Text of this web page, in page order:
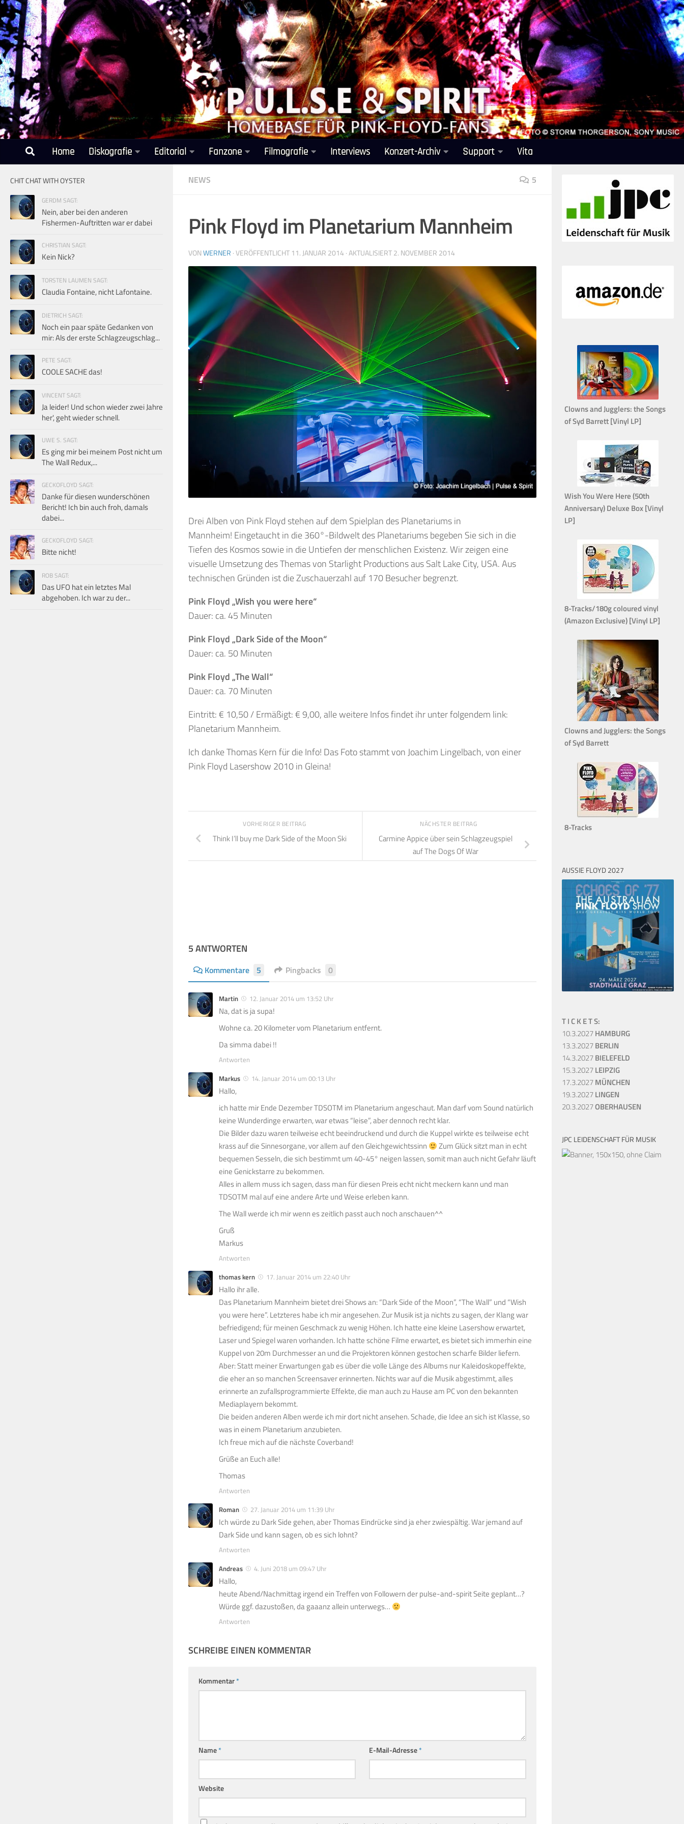
Unter dem Inhalt
Home Diskografie Editorial Fanzone Filmografie Interviews Konzert-Archiv Support Vita
NEWS 5
Pink Floyd im Planetarium Mannheim
VONWERNER · VERÖFFENTLICHT 11. JANUAR 2014 · AKTUALISIERT2. NOVEMBER 2014
Drei Alben von Pink Floyd stehen auf dem Spielplan des Planetariums in
Mannheim! Eingetaucht in die 360°-Bildwelt des Planetariums begeben Sie sich in die
Tiefen des Kosmos sowie in die Untiefen der menschlichen Existenz. Wir zeigen eine
visuelle Umsetzung des Themas von Starlight Productions aus Salt Lake City, USA. Aus
technischen Gründen ist die Zuschauerzahl auf 170 Besucher begrenzt.
Pink Floyd „Wish you were here“
Dauer: ca. 45 Minuten
Pink Floyd „Dark Side of the Moon“
Dauer: ca. 50 Minuten
Pink Floyd „The Wall“
Dauer: ca. 70 Minuten
Eintritt: € 10,50 / Ermäßigt: € 9,00, alle weitere Infos findet ihr unter folgendem link:
Planetarium Mannheim.
Ich danke Thomas Kern für die Info! Das Foto stammt von Joachim Lingelbach, von einer
Pink Floyd Lasershow 2010 in Gleina!
NÄCHSTER BEITRAG
Carmine Appice über sein Schlagzeugspiel
auf The Dogs Of War
VORHERIGER BEITRAG
Think I’ll buy me Dark Side of the Moon Ski
5 ANTWORTEN
Kommentare 5 Pingbacks 0
Martin 12. Januar 2014 um 13:52 Uhr
Na, dat is ja supa!
Wohne ca. 20 Kilometer vom Planetarium entfernt.
Da simma dabei !!
Antworten
Markus
14. Januar 2014 um 00:13 Uhr
Hallo,
ich hatte mir Ende Dezember TDSOTM im Planetarium angeschaut. Man darf vom Sound natürlich
keine Wunderdinge erwarten, war etwas “leise”, aber dennoch recht klar.
Die Bilder dazu waren teilweise echt beeindruckend und durch die Kuppel wirkte es teilweise echt
krass auf die Sinnesorgane, vor allem auf den Gleichgewichtssinn
Zum Glück sitzt man in echt
bequemen Sesseln, die sich bestimmt um 40-45° neigen lassen, somit man auch nicht Gefahr läuft
eine Genickstarre zu bekommen.
Alles in allem muss ich sagen, dass man für diesen Preis echt nicht meckern kann und man
TDSOTM mal auf eine andere Arte und Weise erleben kann.
The Wall werde ich mir wenn es zeitlich passt auch noch anschauen^^
Gruß
Markus
Antworten
thomas kern
17. Januar 2014 um 22:40 Uhr
Hallo ihr alle.
Das Planetarium Mannheim bietet drei Shows an: “Dark Side of the Moon”, “The Wall” und “Wish
you were here”. Letzteres habe ich mir angesehen. Zur Musik ist ja nichts zu sagen, der Klang war
befriedigend; für meinen Geschmack zu wenig Höhen. Ich hatte eine kleine Lasershow erwartet,
Laser und Spiegel waren vorhanden. Ich hatte schöne Filme erwartet, es bietet sich immerhin eine
Kuppel von 20m Durchmesser an und die Projektoren können gestochen scharfe Bilder liefern.
Aber: Statt meiner Erwartungen gab es über die volle Länge des Albums nur Kaleidoskopeffekte,
die eher an so manchen Screensaver erinnerten. Nichts war auf die Musik abgestimmt, alles
erinnerte an zufallsprogrammierte Effekte, die man auch zu Hause am PC von den bekannten
Mediaplayern bekommt.
Die beiden anderen Alben werde ich mir dort nicht ansehen. Schade, die Idee an sich ist Klasse, so
was in einem Planetarium anzubieten.
Ich freue mich auf die nächste Coverband!
Grüße an Euch alle!
Thomas
Antworten
Roman
27. Januar 2014 um 11:39 Uhr
Ich würde zu Dark Side gehen, aber Thomas Eindrücke sind ja eher zwiespältig. War jemand auf
Dark Side und kann sagen, ob es sich lohnt?
Antworten
Andreas
4. Juni 2018 um 09:47 Uhr
Hallo,
heute Abend/Nachmittag irgend ein Treffen von Followern der pulse-and-spirit Seite geplant…?
Würde ggf. dazustoßen, da gaaanz allein unterwegs…
Antworten
SCHREIBE EINEN KOMMENTAR
Kommentar*
Name* E-Mail-Adresse*
Website
CHIT CHAT WITH OYSTER
GERDM SAGT:
Nein, aber bei den anderen
Fishermen-Auftritten war er dabei
CHRISTIAN SAGT:
Kein Nick?
TORSTEN LAUMEN SAGT:
Claudia Fontaine, nicht Lafontaine.
DIETRICH SAGT:
Noch ein paar späte Gedanken von
mir: Als der erste Schlagzeugschlag...
PETE SAGT:
COOLE SACHE das!
VINCENT SAGT:
Ja leider! Und schon wieder zwei Jahre
her', geht wieder schnell.
UWE S. SAGT:
Es ging mir bei meinem Post nicht um
The Wall Redux,...
GECKOFLOYD SAGT:
Danke für diesen wunderschönen
Bericht! Ich bin auch froh, damals
dabei...
GECKOFLOYD SAGT:
Bitte nicht!
ROB SAGT:
Das UFO hat ein letztes Mal
abgehoben. Ich war zu der...
Clowns and Jugglers: the Songs
of Syd Barrett [Vinyl LP]
Wish You Were Here (50th
Anniversary) Deluxe Box [Vinyl
LP]
8-Tracks/180g coloured vinyl
(Amazon Exclusive) [Vinyl LP]
Clowns and Jugglers: the Songs
of Syd Barrett
8-Tracks
AUSSIE FLOYD 2027
T I C K E T S:
10.3.2027HAMBURG
13.3.2027BERLIN
14.3.2027BIELEFELD
15.3.2027LEIPZIG
17.3.2027MÜNCHEN
19.3.2027LINGEN
20.3.2027OBERHAUSEN
JPC LEIDENSCHAFT FÜR MUSIK